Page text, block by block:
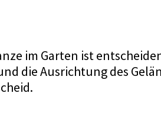
im Garten ist
die Ausrichtung des